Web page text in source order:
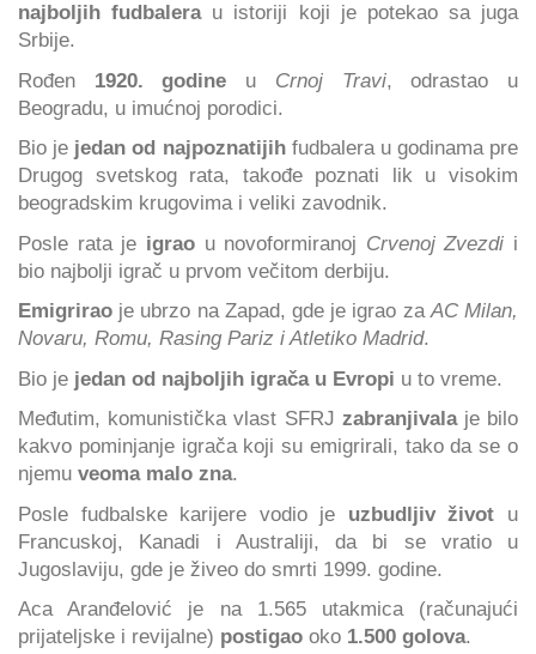
najboljih fudbalerau istoriji koji je potekao sa juga
Srbije.
Rođen 1920. godine u Crnoj Travi, odrastao u
Beogradu, u imućnoj porodici.
Bio je jedan od najpoznatijih fudbalera u godinama pre
Drugog svetskog rata, takođe poznati lik u visokim
beogradskim krugovima i veliki zavodnik.
Posle rata je igraou novoformiranoj Crvenoj Zvezdi i
bio najbolji igrač u prvom večitom derbiju.
Emigrirao je ubrzo na Zapad, gde je igrao za AC Milan,
Novaru, Romu, Rasing Pariz i Atletiko Madrid.
Bio je jedan od najboljih igrača u Evropi u to vreme.
Međutim, komunistička vlast SFRJ zabranjivalaje bilo
kakvo pominjanje igrača koji su emigrirali, tako da se o
njemu veoma malo zna.
Posle fudbalske karijere vodio je uzbudljiv život u
Francuskoj, Kanadi i Australiji, da bi se vratio u
Jugoslaviju, gde je živeo do smrti 1999. godine.
Aca Aranđelović je na 1.565 utakmica (računajući
prijateljske i revijalne) postigao oko 1.500 golova.